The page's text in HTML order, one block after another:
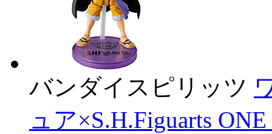
バンダイスピリッツ
ュア×S.H.Figuarts